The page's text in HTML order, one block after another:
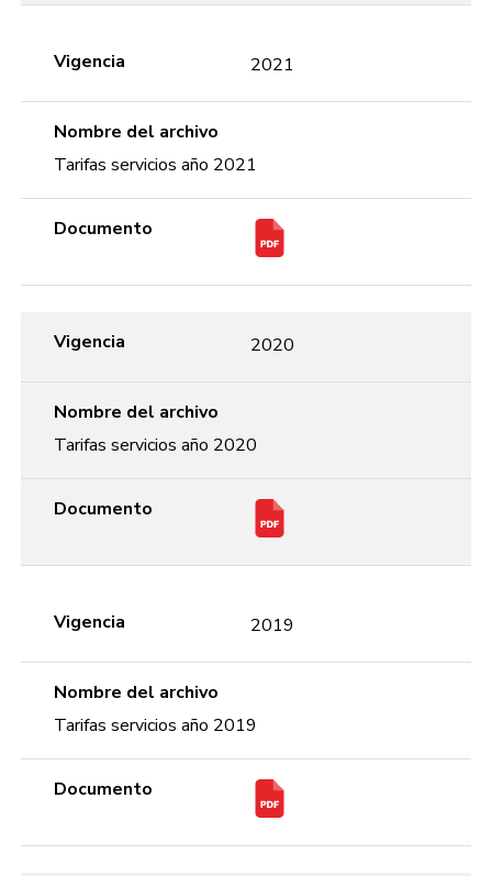
Vigencia 2021
Nombre del archivo
Tarifas servicios año 2021
Documento
Vigencia 2020
Nombre del archivo
Tarifas servicios año 2020
Documento
Vigencia 2019
Nombre del archivo
Tarifas servicios año 2019
Documento